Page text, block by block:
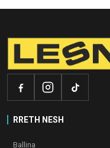
RRETH NESH
Ballina